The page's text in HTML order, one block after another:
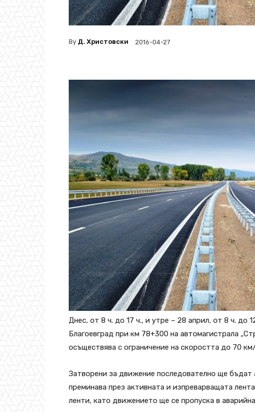
By Д. Христовски 2016-04-27
Днес, от 8 ч. до 17 ч., и утре – 28 април, от 8 ч. до
Благоевград при км 78+300 на автомагистрала
осъществява с ограничение на скоростта до 70
Затворени за движение последователно ще
преминава през активната и изпреварващата
ленти, като движението ще се пропуска в